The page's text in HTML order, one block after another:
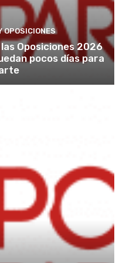
OPOSICIONES
Oposiciones 2026
pocos días para